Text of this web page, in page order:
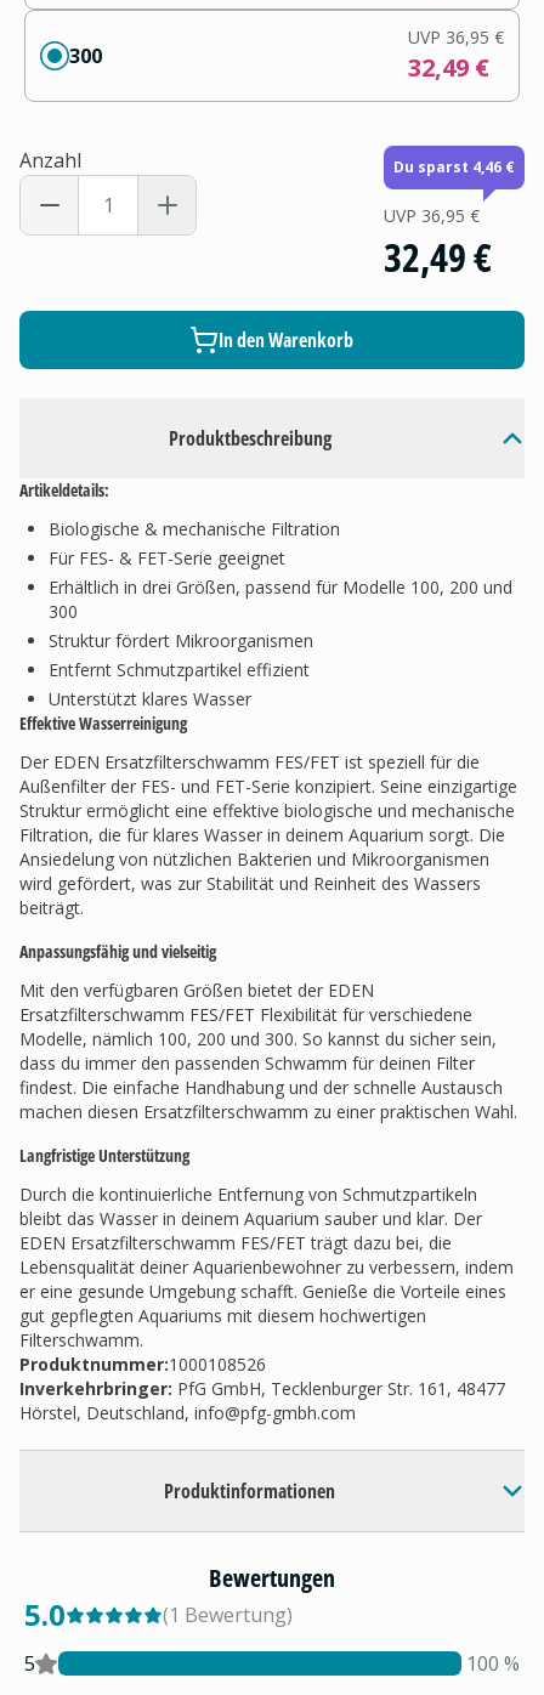
Produktbeschreibung
Artikeldetails:
Biologische & mechanische Filtration
Für FES- & FET-Serie geeignet
Erhältlich in drei Größen, passend für Modelle 100, 200 und
300
Struktur fördert Mikroorganismen
Entfernt Schmutzpartikel effizient
Unterstützt klares Wasser
Effektive Wasserreinigung
Der EDEN Ersatzfilterschwamm FES/FET ist speziell für die
Außenfilter der FES- und FET-Serie konzipiert. Seine einzigartige
Struktur ermöglicht eine effektive biologische und mechanische
Filtration, die für klares Wasser in deinem Aquarium sorgt. Die
Ansiedelung von nützlichen Bakterien und Mikroorganismen
wird gefördert, was zur Stabilität und Reinheit des Wassers
beiträgt.
Anpassungsfähig und vielseitig
Mit den verfügbaren Größen bietet der EDEN
Ersatzfilterschwamm FES/FET Flexibilität für verschiedene
Modelle, nämlich 100, 200 und 300. So kannst du sicher sein,
dass du immer den passenden Schwamm für deinen Filter
findest. Die einfache Handhabung und der schnelle Austausch
machen diesen Ersatzfilterschwamm zu einer praktischen Wahl.
Langfristige Unterstützung
Durch die kontinuierliche Entfernung von Schmutzpartikeln
bleibt das Wasser in deinem Aquarium sauber und klar. Der
EDEN Ersatzfilterschwamm FES/FET trägt dazu bei, die
Lebensqualität deiner Aquarienbewohner zu verbessern, indem
er eine gesunde Umgebung schafft. Genieße die Vorteile eines
gut gepflegten Aquariums mit diesem hochwertigen
Filterschwamm.
Produktnummer:1000108526
Inverkehrbringer: PfG GmbH, Tecklenburger Str. 161, 48477
Hörstel, Deutschland, info@pfg-gmbh.com
Produktinformationen
300
UVP 36,95 €
32,49 €
Anzahl Du sparst 4,46 €
UVP 36,95 €
32,49 €
In den Warenkorb
Bewertungen
5.0 (1 Bewertung)
5
100 %